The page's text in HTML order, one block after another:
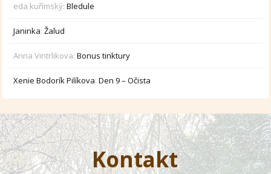
eda kuřímský:Bledule
Janinka:Žalud
Anna Vintrlikova:Bonus tinktury
Xenie Bodorík Pilíkova:Den 9 – Očista
Kontakt